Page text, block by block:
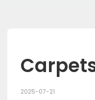
2025-07-21